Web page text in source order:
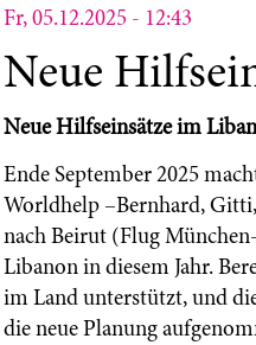
Fr, 05.12.2025 - 12:43
Neue
Neue Hilfseinsätze im
Ende September 2025
Worldhelp –Bernhard,
nach Beirut (Flug
Libanon in diesem Jahr.
im Land unterstützt, und
die neue Planung